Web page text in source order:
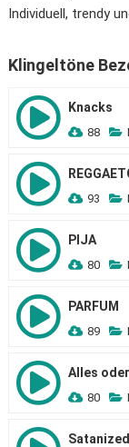
Individuell, trendy
Klingeltöne
Knacks
88
93
PIJA
80
PARFUM
89
Alles
80
Satanized